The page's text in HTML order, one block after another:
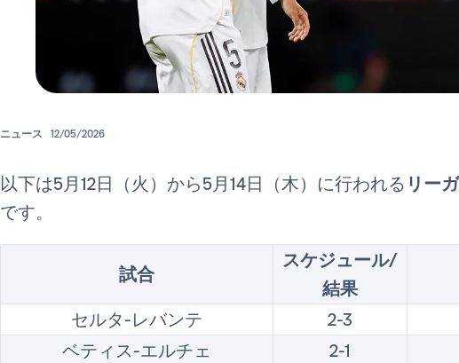
ニュース 12/05/2026
以下は5月12日（火）から5月14日（木）に行われる リーガ
です。
試合
スケジュール/
結果
セルタ-レバンテ
2-3
ベティス-エルチェ
2-1